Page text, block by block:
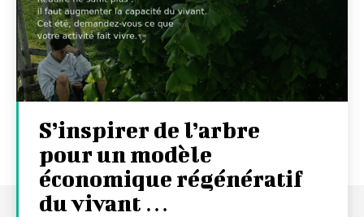
S’inspirer de l’arbre
pour un modèle
économique régénératif
du vivant …